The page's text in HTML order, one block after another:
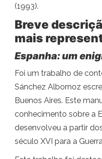
(1993).
Breve
mais
Espanha: um
Foi um trabalho de
Sánchez Albornoz
Buenos Aires. Este
conhecimento sobre a
desenvolveu a partir
século XVI para a